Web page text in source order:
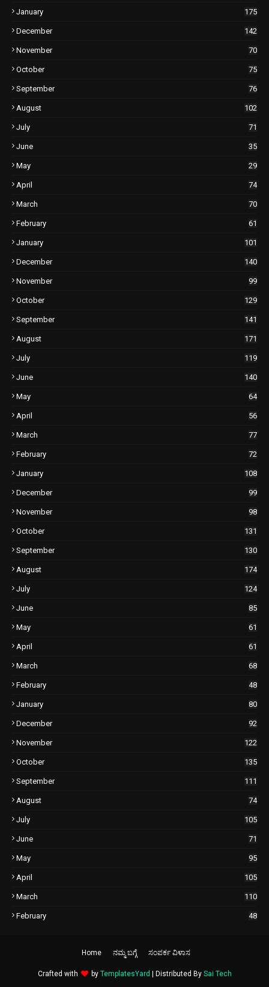
January 175
December 142
November 70
October 75
September 76
August 102
July 71
June 35
May 29
April 74
March 70
February 61
January 101
December 140
November 99
October 129
September 141
August 171
July 119
June 140
May 64
April 56
March 77
February 72
January 108
December 99
November 98
October 131
September 130
August 174
July 124
June 85
May 61
April 61
March 68
February 48
January 80
December 92
November 122
October 135
September 111
August 74
July 105
June 71
May 95
April 105
March 110
February 48
Home ನಮ್ಮ ಬಗ್ಗೆ ಸಂಪರ್ಕ ವಿಳಾಸ
Crafted with by TemplatesYard | Distributed By Sai Tech